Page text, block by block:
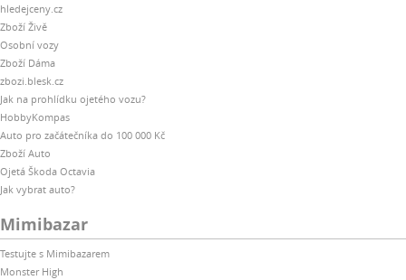
hledejceny.cz
Zboží Živě
Osobní vozy
Zboží Dáma
zbozi.blesk.cz
Jak na prohlídku ojetého vozu?
HobbyKompas
Auto pro začátečníka do 100 000 Kč
Zboží Auto
Ojetá Škoda Octavia
Jak vybrat auto?
Mimibazar
Testujte s Mimibazarem
Monster High